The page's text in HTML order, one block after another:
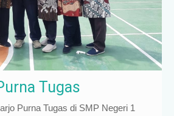
Tugas
Purna Tugas di SMP Negeri 1